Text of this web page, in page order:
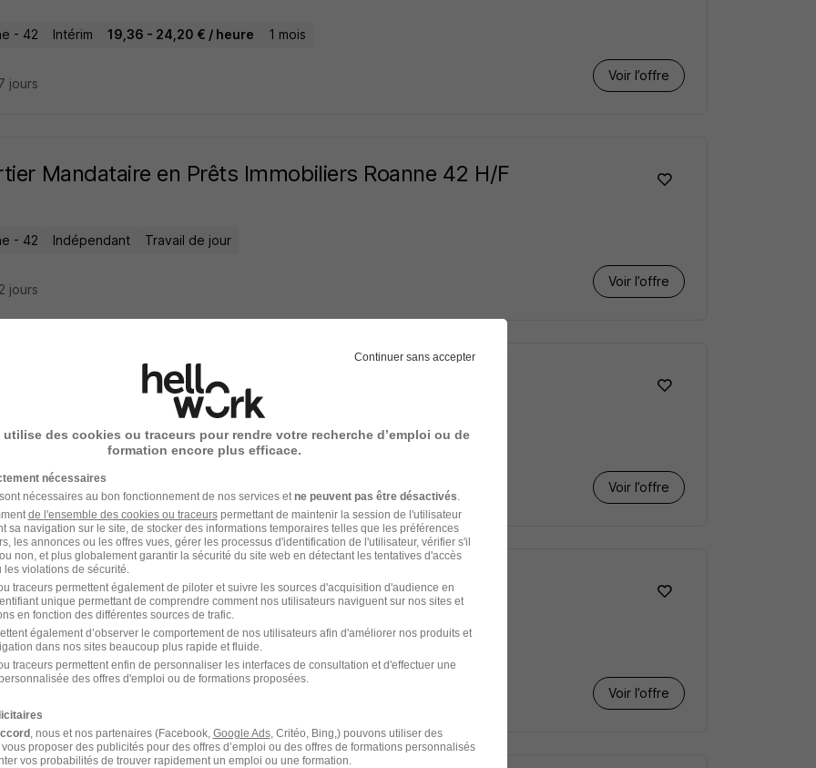
- 42 Intérim 19,36 - 24,20 € / heure 1 mois
Voir l’offre
jours
Mandataire en Prêts Immobiliers Roanne 42 H/F
- 42 Indépendant Travail de jour
Voir l’offre
jours
de Maintenance - Experimente H/F
40 000 - 45 000 € / an
Voir l’offre
Spécialisé H/F
- 42 CDD Temps partiel 19 000 - 23 000 € / an
Voir l’offre
Continuer sans accepter
utilise des cookies ou traceurs pour rendre votre recherche d’emploi ou de
formation encore plus efficace.
nécessaires
nécessaires au bon fonctionnement de nos services et ne peuvent pas être désactivés
de l'ensemble des cookies ou traceurspermettant de maintenir la session de l'utilisateur
sa navigation sur le site, de stocker des informations temporaires telles que les préférences
les annonces ou les offres vues, gérer les processus d'identification de l'utilisateur, vérifier s'il
non, et plus globalement garantir la sécurité du site web en détectant les tentatives d'accès
violations de sécurité.
traceurs permettent également de piloter et suivre les sources d'acquisition d'audience en
unique permettant de comprendre comment nos utilisateurs naviguent sur nos sites et
en fonction des différentes sources de trafic.
également d’observer le comportement de nos utilisateurs afin d'améliorer nos produits et
dans nos sites beaucoup plus rapide et fluide.
traceurs permettent enfin de personnaliser les interfaces de consultation et d'effectuer une
des offres d'emploi ou de formations proposées.
, nous et nos partenaires (Facebook, Google Ads, Critéo, Bing,) pouvons utiliser des
proposer des publicités pour des offres d’emploi ou des offres de formations personnalisés
vos probabilités de trouver rapidement un emploi ou une formation.